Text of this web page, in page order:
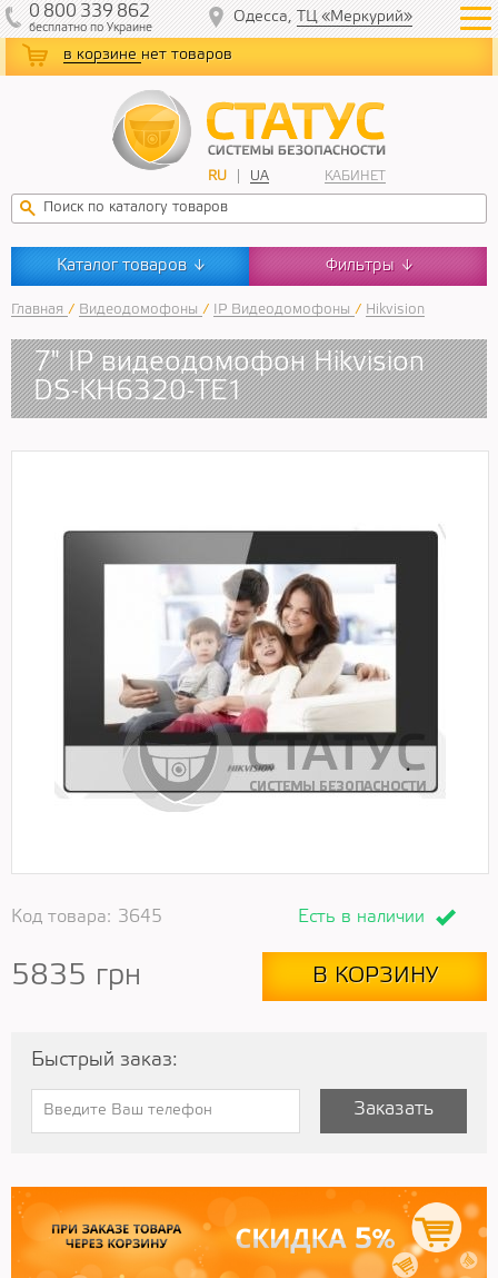
в корзине нет товаров
RU UA КАБИНЕТ
0 800 339 862
бесплатнопо Украине
Одесса, ТЦ «Меркурий»
Каталог товаров ↓ Фильтры ↓
Главная / Видеодомофоны / IP Видеодомофоны / Hikvision
7" IP видеодомофон Hikvision
DS-KH6320-TE1
Код товара: 3645 Есть в наличии
5835 грн В КОРЗИНУ
Быстрый заказ:
Заказать